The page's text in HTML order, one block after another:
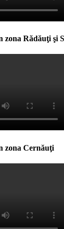
Rădăuţi şi
zona Cernăuţi